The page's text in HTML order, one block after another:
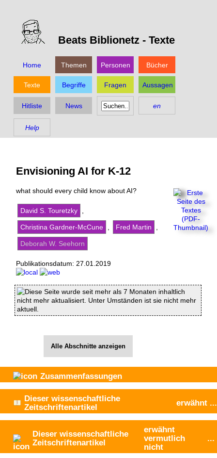
Beats Biblionetz - Texte
Home Themen Personen Bücher
Texte Begriffe Fragen Aussagen
Hitliste News en
Help
Envisioning AI for K-12
what should every child know about AI?
David S. Touretzky
Christina Gardner-McCune Fred Martin
Deborah W. Seehorn
Publikationsdatum: 27.01.2019
Diese Seite wurde seit mehr als 7 Monaten inhaltlich
nicht mehr aktualisiert. Unter Umständen ist sie nicht mehr
aktuell.
Alle Abschnitte anzeigen
Zusammenfassungen
Dieser wissenschaftliche
Zeitschriftenartikel
erwähnt ...
Dieser wissenschaftliche
Zeitschriftenartikel
erwähnt
vermutlich
nicht
...